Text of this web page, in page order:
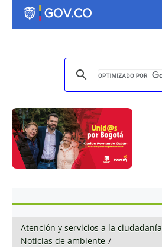
Atención y servicios a la ciudadanía
Noticias de ambiente /